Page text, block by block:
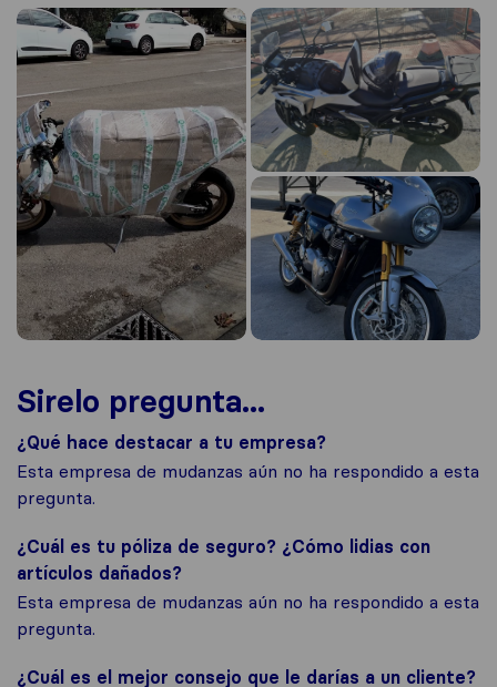
Sirelo pregunta...
¿Qué hace destacar a tu empresa?
Esta empresa de mudanzas aún no ha respondido a esta
pregunta.
¿Cuál es tu póliza de seguro? ¿Cómo lidias con
artículos dañados?
Esta empresa de mudanzas aún no ha respondido a esta
pregunta.
¿Cuál es el mejor consejo que le darías a un cliente?